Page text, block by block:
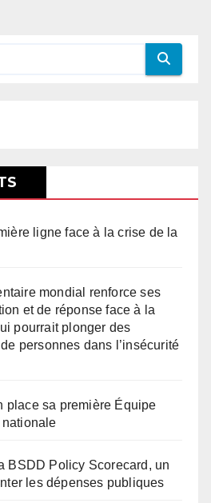
ligne face à la crise de la
mondial renforce ses
et de réponse face à la
pourrait plonger des
personnes dans l’insécurité
place sa première Équipe
nationale
BSDD Policy Scorecard, un
les dépenses publiques